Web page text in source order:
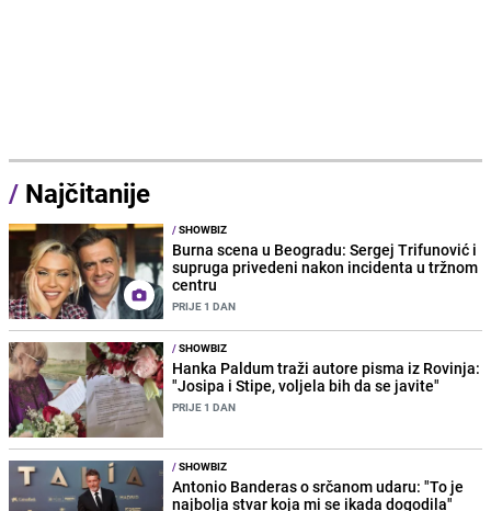
/ Najčitanije
/SHOWBIZ
Burna scena u Beogradu: Sergej Trifunović i
supruga privedeni nakon incidenta u tržnom
centru
PRIJE 1 DAN
/SHOWBIZ
Hanka Paldum traži autore pisma iz Rovinja:
"Josipa i Stipe, voljela bih da se javite"
PRIJE 1 DAN
/SHOWBIZ
Antonio Banderas o srčanom udaru: "To je
najbolja stvar koja mi se ikada dogodila"